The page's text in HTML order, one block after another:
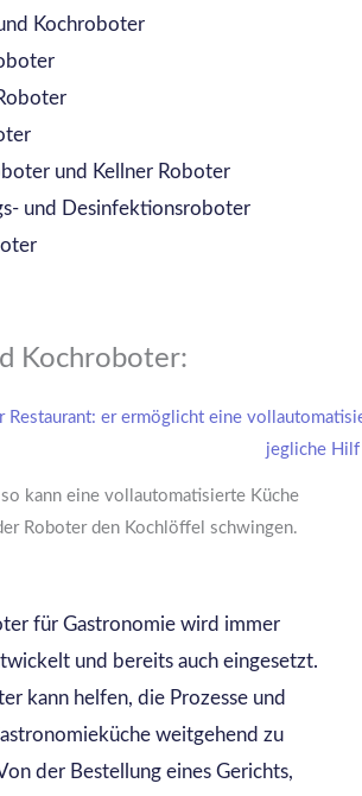
Kochroboter
und Kellner Roboter
und Desinfektionsroboter
Kochroboter:
kann eine vollautomatisierte Küche
Roboter den Kochlöffel schwingen.
für Gastronomie wird immer
und bereits auch eingesetzt.
kann helfen, die Prozesse und
weitgehend zu
der Bestellung eines Gerichts,